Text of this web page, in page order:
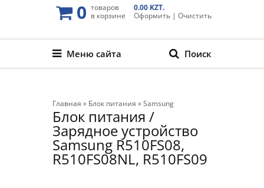
0 товаров
в корзине
0.00 KZT.
Оформить | Очистить
Меню сайта Поиск
Главная » Блок питания »Samsung
Блок питания /
Зарядное устройство
Samsung R510FS08,
R510FS08NL, R510FS09